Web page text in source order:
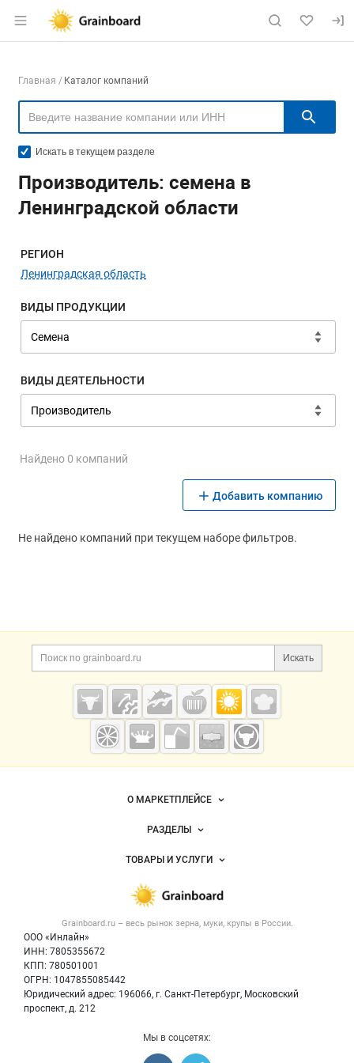
Раздел навигации по сайту
Навигация по компаниям
Главная Каталог компаний
Искать в текущем разделе
Производитель: семена в
Ленинградской области
Меню навигации
РЕГИОН
Ленинградская область
ВИДЫ ПРОДУКЦИИ
ВИДЫ ДЕЯТЕЛЬНОСТИ
Найдено 0 компаний
Добавить компанию
Не найдено компаний при текущем наборе фильтров.
Дополнительная информация
Поиск по сайту и
Искать
Cсылки на полезные проекты
Grainboard.ru
— зерно и
мука
Важные разделы и контакты
Grainboard.ru – весь рынок зерна, муки, крупы в России.
ООО «Инлайн»
ИНН: 7805355672
КПП: 780501001
ОГРН: 1047855085442
Юридический адрес: 196066, г. Санкт-Петербург, Московский
проспект, д. 212
Навигация по сайтуО МАРКЕТПЛЕЙСЕ
Новости Grainboard.ru
Размещение рекламы
Публичная оферта
Контактная информация
Политика обработки персональных данных
РАЗДЕЛЫ
Объявления
Новости рынка
ТОВАРЫ И УСЛУГИ
Крупы
Мука
Мы в соцсетях: